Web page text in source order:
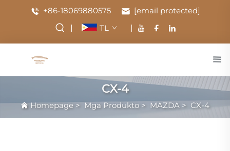
+86-18069880575
[email protected]
TL
CX-4
Homepage > Mga Produkto > MAZDA > CX-4